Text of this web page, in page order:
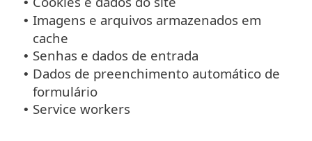
• Imagens e arquivos armazenados em
cache
• Senhas e dados de entrada
• Dados de preenchimento automático de
formulário
• Service workers